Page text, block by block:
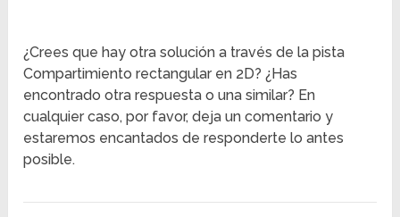
¿Crees que hay otra solución a través de la pista
Compartimiento rectangular en 2D? ¿Has
encontrado otra respuesta o una similar? En
cualquier caso, por favor, deja un comentario y
estaremos encantados de responderte lo antes
posible.